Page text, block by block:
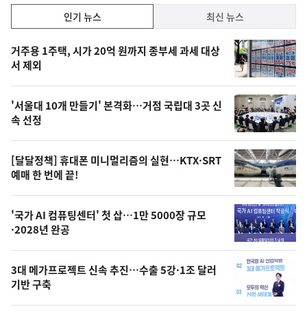
인
기,
최
신,
오
늘
의
영
상
오
늘
의
사
진
인기 뉴스 최신 뉴스
인
기
뉴
스
거주용 1주택, 시가 20억 원까지 종부세 과세 대상
서 제외
'서울대 10개 만들기' 본격화…거점 국립대 3곳 신
속 선정
[달달정책] 휴대폰 미니멀리즘의 실현…KTX·SRT
예매 한 번에 끝!
'국가 AI 컴퓨팅센터' 첫 삽…1만 5000장 규모
·2028년 완공
3대 메가프로젝트 신속 추진…수출 5강·1조 달러
기반 구축